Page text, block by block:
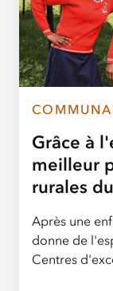
Grâce à
meilleur
rurales
Après une
donne de
Centres